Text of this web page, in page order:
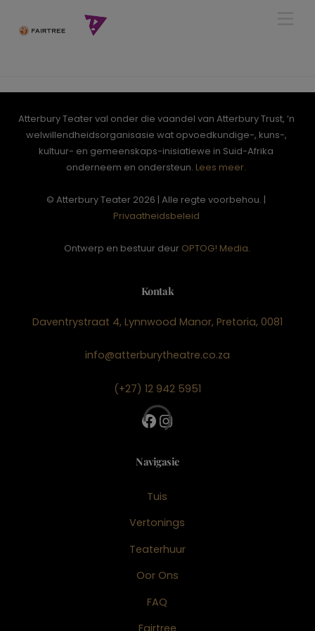
Atterbury Teater val onder die vaandel van Atterbury Trust, ‘n
welwillendheidsorganisasie wat opvoedkundige-, kuns-,
kultuur- en gemeenskaps-inisiatiewe in Suid-Afrika
onderneem en ondersteun. Lees meer.
© Atterbury Teater 2026 | Alle regte voorbehou. |
Privaatheidsbeleid
Ontwerp en bestuur deur OPTOG! Media.
Kontak
Daventrystraat 4, Lynnwood Manor, Pretoria, 0081
info@atterburytheatre.co.za
(+27) 12 942 5951
Facebook
Instagram
Navigasie
Tuis
Vertonings
Teaterhuur
Oor Ons
FAQ